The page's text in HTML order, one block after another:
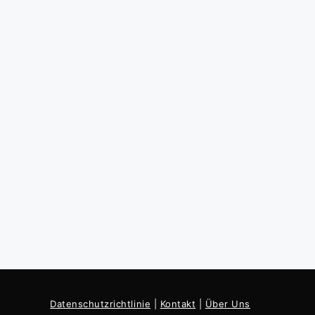
Datenschutzrichtlinie Kontakt Über Uns